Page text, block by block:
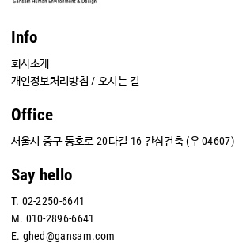
Info
회사소개
개인정보처리방침 / 오시는 길
Office
서울시 중구 동호로 20다길 16 간삼건축 (우 04607)
Say hello
T. 02-2250-6641
M. 010-2896-6641
E. ghed@gansam.com